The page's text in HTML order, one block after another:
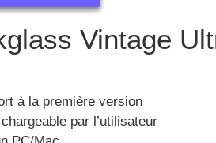
Vintage
à la première version
par l’utilisateur